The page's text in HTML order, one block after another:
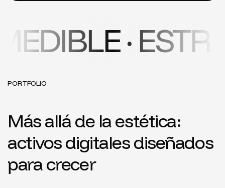
·
PORTFOLIO
Más allá de la estética:
activos digitales diseñados
para crecer